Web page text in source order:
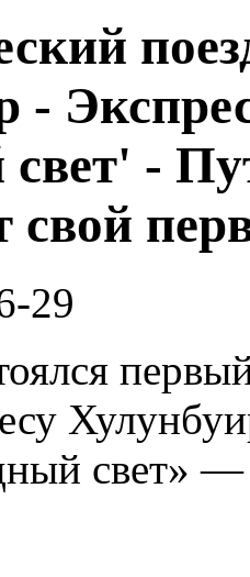
-
свет' -
свой
29
свет»